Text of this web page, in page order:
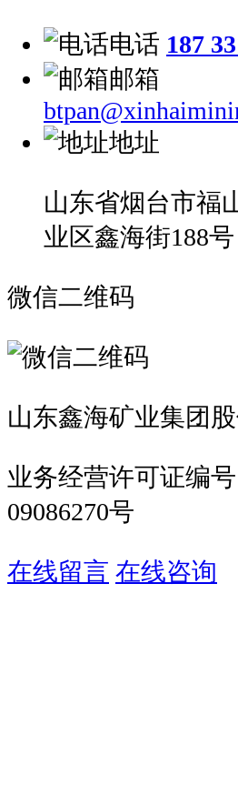
电话 187
邮箱
地址
山东省烟台市福
业区鑫海街188号
微信二维码
山东鑫海矿业集团
业务经营许可证编
09086270号
在线留言 在线咨询